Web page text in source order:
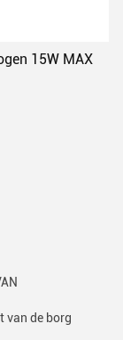
15W MAX
van de borg